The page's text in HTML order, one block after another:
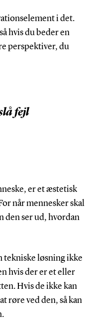
i det.
hvis du beder en
perspektiver, du
fejl
er et æstetisk
når mennesker skal
den ser ud, hvordan
løsning ikke
hvis der er et eller
Hvis de ikke kan
røre ved den, så kan